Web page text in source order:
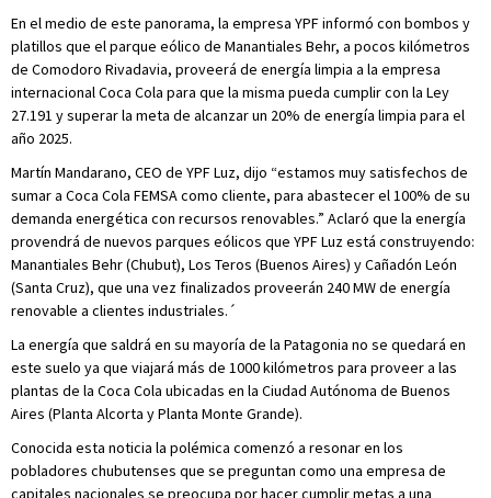
En el medio de este panorama, la empresa YPF informó con bombos y
platillos que el parque eólico de Manantiales Behr, a pocos kilómetros
de Comodoro Rivadavia, proveerá de energía limpia a la empresa
internacional Coca Cola para que la misma pueda cumplir con la Ley
27.191 y superar la meta de alcanzar un 20% de energía limpia para el
año 2025.
Martín Mandarano, CEO de YPF Luz, dijo “estamos muy satisfechos de
sumar a Coca Cola FEMSA como cliente, para abastecer el 100% de su
demanda energética con recursos renovables.” Aclaró que la energía
provendrá de nuevos parques eólicos que YPF Luz está construyendo:
Manantiales Behr (Chubut), Los Teros (Buenos Aires) y Cañadón León
(Santa Cruz), que una vez finalizados proveerán 240 MW de energía
renovable a clientes industriales.´
La energía que saldrá en su mayoría de la Patagonia no se quedará en
este suelo ya que viajará más de 1000 kilómetros para proveer a las
plantas de la Coca Cola ubicadas en la Ciudad Autónoma de Buenos
Aires (Planta Alcorta y Planta Monte Grande).
Conocida esta noticia la polémica comenzó a resonar en los
pobladores chubutenses que se preguntan como una empresa de
capitales nacionales se preocupa por hacer cumplir metas a una